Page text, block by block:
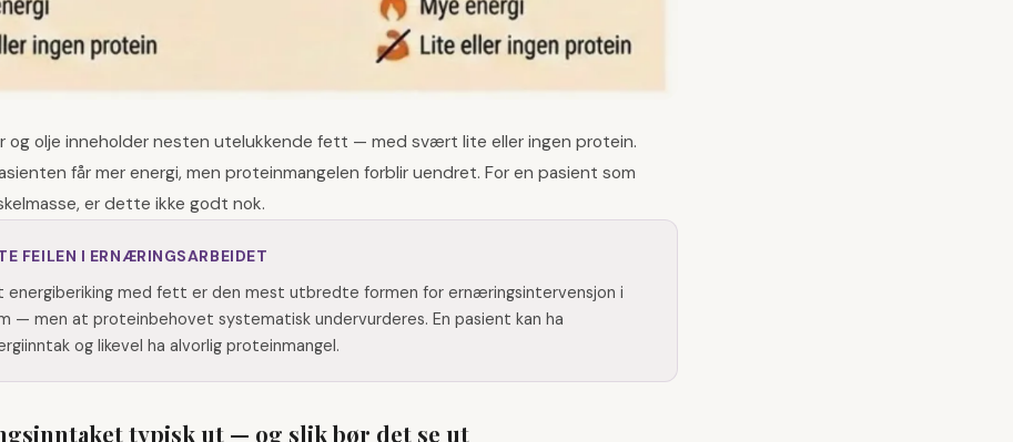
og olje inneholder nesten utelukkende fett — med svært lite eller ingen protein.
får mer energi, men proteinmangelen forblir uendret. For en pasient som
er dette ikke godt nok.
FEILEN I ERNÆRINGSARBEIDET
energiberiking med fett er den mest utbredte formen for ernæringsintervensjon i
— men at proteinbehovet systematisk undervurderes. En pasient kan ha
og likevel ha alvorlig proteinmangel.
typisk ut — og slik bør det se ut